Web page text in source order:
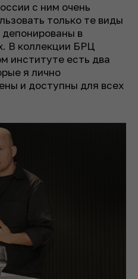
с ним очень
только те виды
в
В коллекции БРЦ
институте есть два
я лично
и доступны для всех